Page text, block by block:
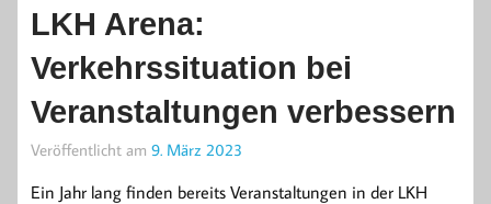
LKH Arena:
Verkehrssituation bei
Veranstaltungen verbessern
Veröffentlicht am 9. März 2023
Ein Jahr lang finden bereits Veranstaltungen in der LKH